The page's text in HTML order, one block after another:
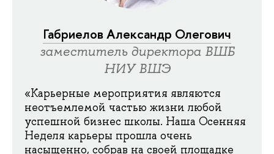
Габриелов Александр Олегович
заместитель директора ВШБ
НИУ ВШЭ
«Карьерные мероприятия являются
неотъемлемой частью жизни любой
успешной бизнес школы. Наша Осенняя
Неделя карьеры прошла очень
насыщенно, собрав на своей площадке